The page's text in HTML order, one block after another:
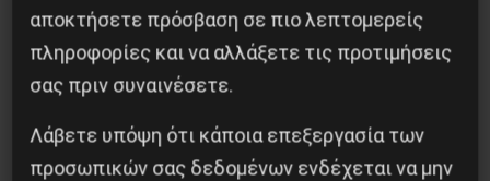
Η Φινλανδία στο ρυθμό του πολέμου
3 Αυγούστου 2026
αποκτήσετε πρόσβαση σε πιο λεπτομερείς
πληροφορίες και να αλλάξετε τις προτιμήσεις
σας πριν συναινέσετε.
Λάβετε υπόψη ότι κάποια επεξεργασία των
προσωπικών σας δεδομένων ενδέχεται να μην